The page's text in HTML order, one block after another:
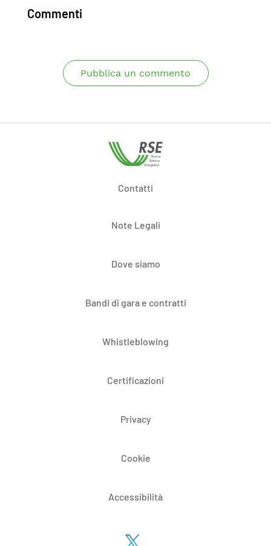
Commenti
Pubblica un commento
Contatti
Note Legali
Dove siamo
Bandi di gara e contratti
Whistleblowing
Certificazioni
Privacy
Cookie
Accessibilità